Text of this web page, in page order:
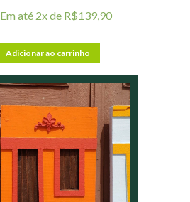
Em até 2x de R$139,90
Adicionar ao carrinho